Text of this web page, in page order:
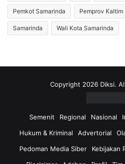
Pemkot Samarinda Pemprov Kaltim
Samarinda Wali Kota Samarinda
Copyright 2026 Diksi.
Semenit Regional Nasional
Hukum & Kriminal
Advertorial
Pedoman Media Siber
Kebijakan